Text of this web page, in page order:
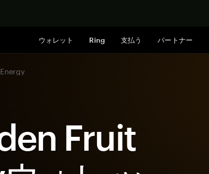
ウォレット Ring 支払う パートナー
Fruit